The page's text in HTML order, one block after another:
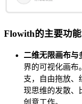
Flowith的主要功能
二维无限画布与
界的可视化画布
支，自由拖放、
现思维的发散、
创意工作。